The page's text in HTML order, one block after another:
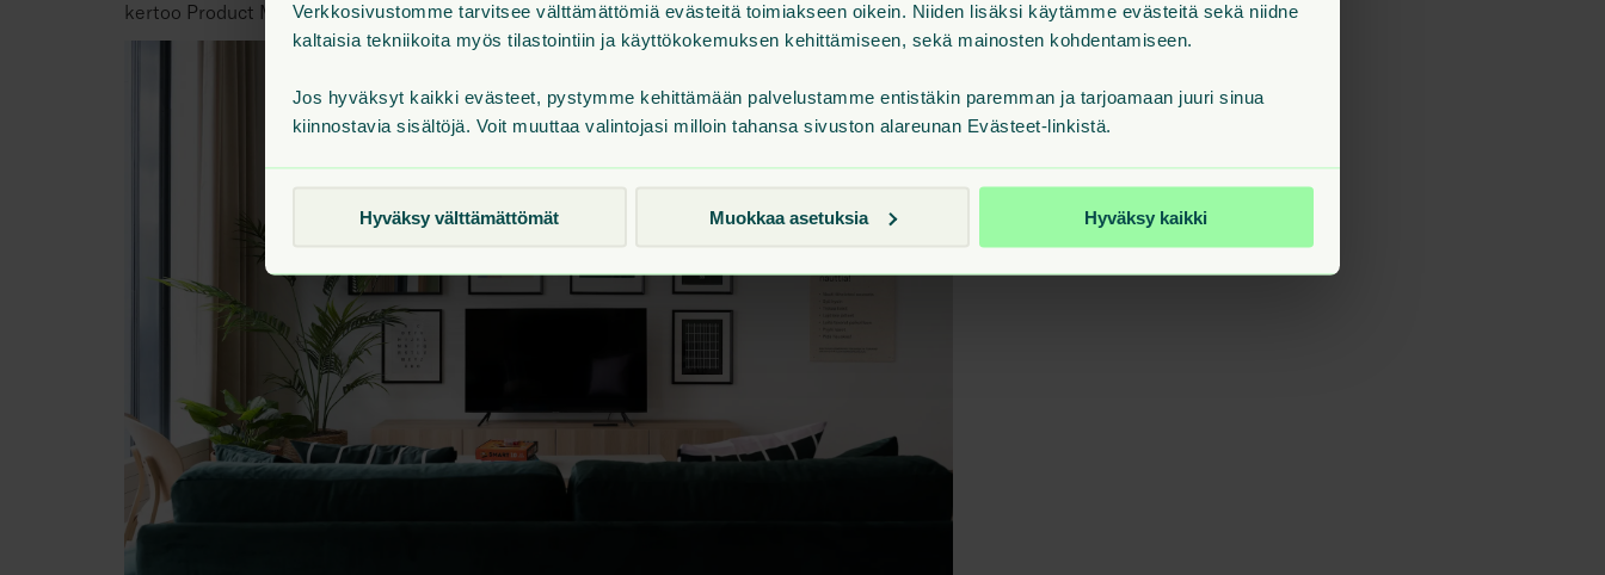
Verkkosivustomme tarvitsee välttämättömiä evästeitä toimiakseen oikein. Niiden lisäksi käytämme evästeitä sekä niidne
kaltaisia tekniikoita myös tilastointiin ja käyttökokemuksen kehittämiseen, sekä mainosten kohdentamiseen.
Jos hyväksyt kaikki evästeet, pystymme kehittämään palvelustamme entistäkin paremman ja tarjoamaan juuri sinua
kiinnostavia sisältöjä. Voit muuttaa valintojasi milloin tahansa sivuston alareunan Evästeet-linkistä.
Hyväksy välttämättömät Muokkaa asetuksia Hyväksy kaikki
kertoo Product Manager Janine Fager-Jokisalo.